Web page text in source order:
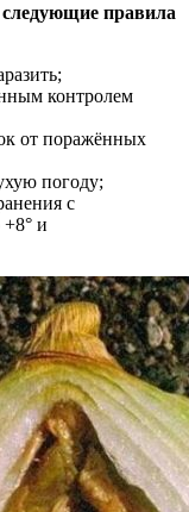
правила
контролем
от поражённых
погоду;
с
и